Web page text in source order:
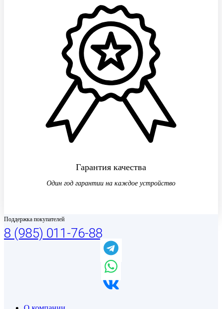
Гарантия качества
Один год гарантии на каждое устройство
Поддержка покупателей
8 (985) 011-76-88